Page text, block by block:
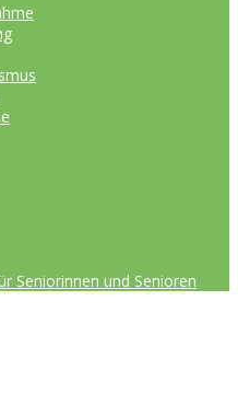
Seniorinnen und Senioren